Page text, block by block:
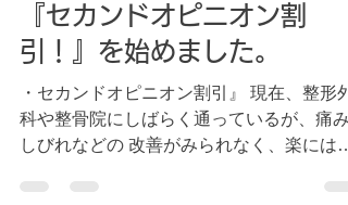
m7d3bw
2021年7月5日
読了時間: 1分
『セカンドオピニオン割
引！』を始めました。